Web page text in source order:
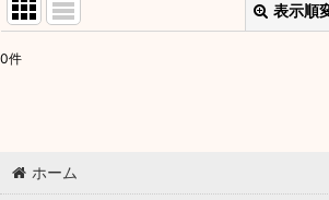
表示順
絞り込む
0件
ホーム